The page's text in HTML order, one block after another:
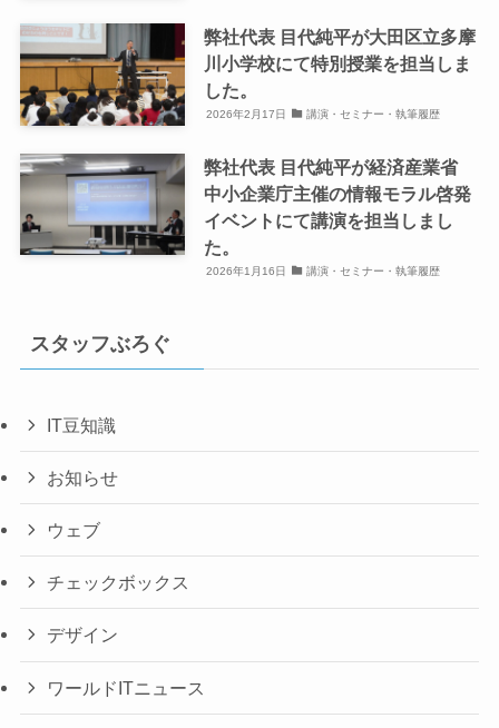
弊社代表 目代純平が大田区立多摩
川小学校にて特別授業を担当しま
した。
2026年2月17日 講演・セミナー・執筆履歴
弊社代表 目代純平が経済産業省
中小企業庁主催の情報モラル啓発
イベントにて講演を担当しまし
た。
2026年1月16日 講演・セミナー・執筆履歴
スタッフぶろぐ
IT豆知識
お知らせ
ウェブ
チェックボックス
デザイン
ワールドITニュース